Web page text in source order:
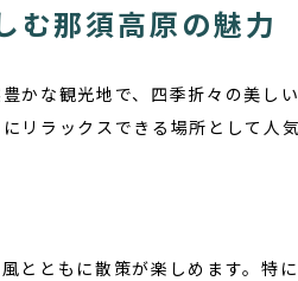
む那須高原の魅力
かな観光地で、四季折々の美し
リラックスできる場所として人
とともに散策が楽しめます。特